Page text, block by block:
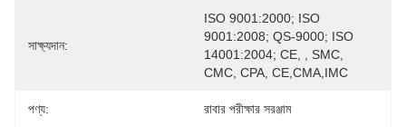
সাক্ষ্যদান:
ISO 9001:2000; ISO
9001:2008; QS-9000; ISO
14001:2004; CE, , SMC,
CMC, CPA, CE,CMA,IMC
পণ্য: রাবার পরীক্ষার সরঞ্জাম